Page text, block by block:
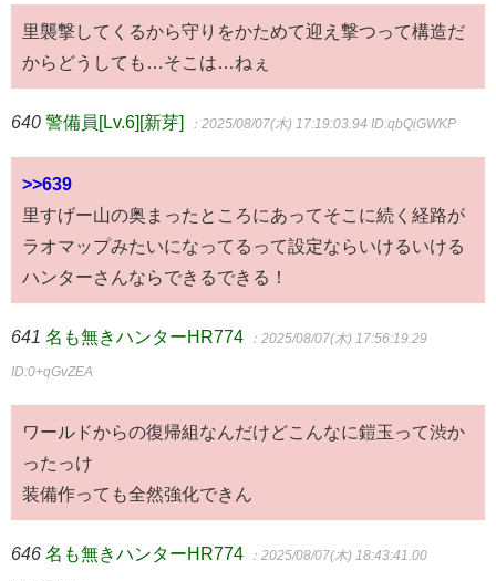
里襲撃してくるから守りをかためて迎え撃つって構造だ
からどうしても…そこは…ねぇ
640 警備員[Lv.6][新芽] ：2025/08/07(木) 17:19:03.94 ID:qbQiGWKP
>>639
里すげー山の奥まったところにあってそこに続く経路が
ラオマップみたいになってるって設定ならいけるいける
ハンターさんならできるできる！
641 名も無きハンターHR774 ：2025/08/07(木) 17:56:19.29
ID:0+qGvZEA
ワールドからの復帰組なんだけどこんなに鎧玉って渋か
ったっけ
装備作っても全然強化できん
646 名も無きハンターHR774 ：2025/08/07(木) 18:43:41.00